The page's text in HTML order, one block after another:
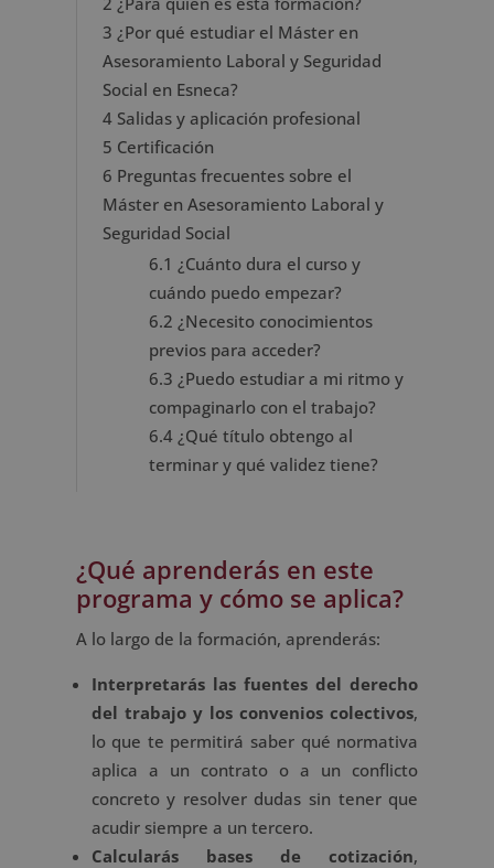
3 ¿Por qué estudiar el Máster en
Asesoramiento Laboral y Seguridad
Social en Esneca?
4Salidas y aplicación profesional
5 Certificación
6 Preguntas frecuentes sobre el
Máster en Asesoramiento Laboral y
Seguridad Social
6.1 ¿Cuánto dura el curso y
cuándo puedo empezar?
6.2 ¿Necesito conocimientos
previos para acceder?
6.3 ¿Puedo estudiar a mi ritmo y
compaginarlo con el trabajo?
6.4 ¿Qué título obtengo al
terminar y qué validez tiene?
¿Qué aprenderás en este
programa y cómo se aplica?
A lo largo de la formación, aprenderás:
Interpretarás las fuentes del derecho
del trabajo y los convenios colectivos,
lo que te permitirá saber qué normativa
aplica a un contrato o a un conflicto
concreto y resolver dudas sin tener que
acudir siempre a un tercero.
Calcularás bases de cotización,